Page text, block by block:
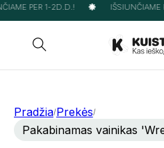
PER 1-2D.D.! IŠSIUNČIAME
Pradžia/Prekės/
Pakabinamas vainikas